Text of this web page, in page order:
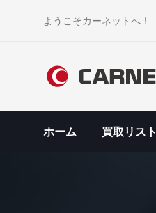
ようこそカーネットへ！
ホーム 買取リスト